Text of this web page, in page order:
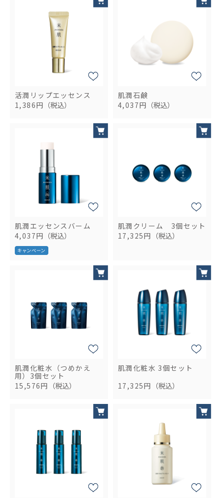
活潤リップエッセンス
1,386円 （税込）
肌潤石鹸
4,037円 （税込）
肌潤エッセンスバーム
4,037円 （税込）
肌潤クリーム 3個セット
17,325円 （税込）
肌潤化粧水（つめかえ
用）3個セット
15,576円 （税込）
肌潤化粧水 3個セット
17,325円 （税込）